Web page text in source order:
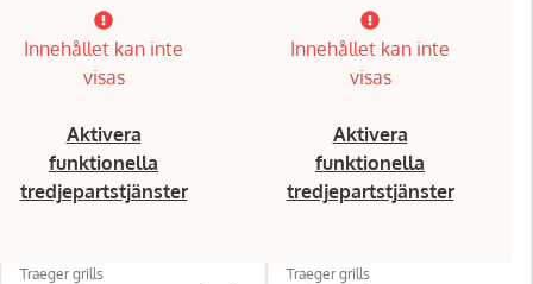
Innehållet kan inte
visas
Aktivera
funktionella
tredjepartstjänster
Traeger grills
Innehållet kan inte
visas
Aktivera
funktionella
tredjepartstjänster
Traeger grills